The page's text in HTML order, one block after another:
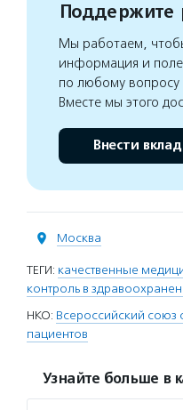
Поддержите
Мы работаем,
информация и
по любому вопросу
Вместе мы этого
Внести вклад
Москва
ТЕГИ: качественные
контроль в
НКО: Всероссийский
пациентов
Узнайте больше в